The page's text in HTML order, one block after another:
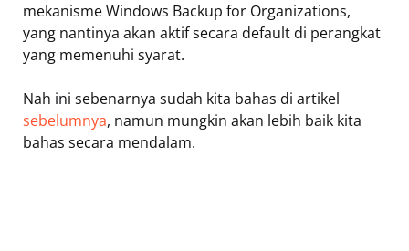
mekanisme Windows Backup for Organizations,
yang nantinya akan aktif secara default di perangkat
yang memenuhi syarat.
Nah ini sebenarnya sudah kita bahas di artikel
sebelumnya, namun mungkin akan lebih baik kita
bahas secara mendalam.